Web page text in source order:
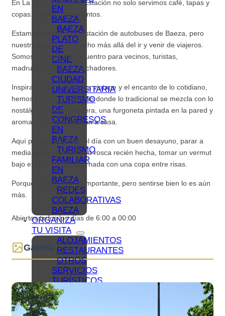
EN
BAEZA
BAEZA
PLATÓ
DE
CINE
BAEZA,
CIUDAD
UNIVERSITARIA
TURISMO
DE
CONGRESOS
EN
BAEZA
TURISMO
FAMILIAR
EN
BAEZA
REDES
COLABORATIVAS
BAEZA
ORGANIZA
TU VISITA
ALOJAMIENTOS
RESTAURANTES
OTROS
SERVICIOS
TURÍSTICOS
PLANOS
CÓMO
LLEGAR
En La Despensa de la Estación no solo servimos café, tapas y
copas. Servimos momentos.
Estamos dentro de la estación de autobuses de Baeza, pero
nuestra esencia va mucho más allá del ir y venir de viajeros.
Somos un lugar de encuentro para vecinos, turistas,
madrugadores y trasnochadores.
Inspirados por la estética vintage y el encanto de lo cotidiano,
hemos creado un espacio donde lo tradicional se mezcla con lo
nostálgico. Verde, madera, una furgoneta pintada en la pared y
aromas que te recuerdan a casa.
Aquí puedes empezar el día con un buen desayuno, parar a
media mañana a por una rosca recién hecha, tomar un vermut
bajo el sol o cerrar la jornada con una copa entre risas.
Porque comer bien es importante, pero sentirse bien lo es aún
más.
Abiertos todos los días de 6:00 a 00:00
Galería